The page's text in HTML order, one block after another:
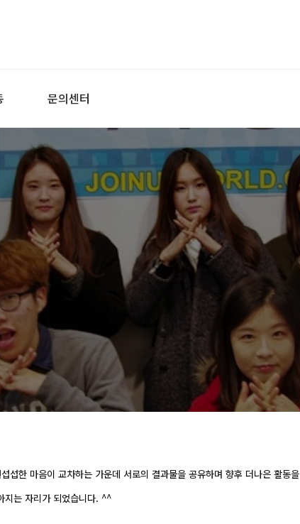
문의센터
섭한 마음이 교차하는 가운데 서로의 결과물을 공유하며 향후 더나은 활동을
지는 자리가 되었습니다. ^^